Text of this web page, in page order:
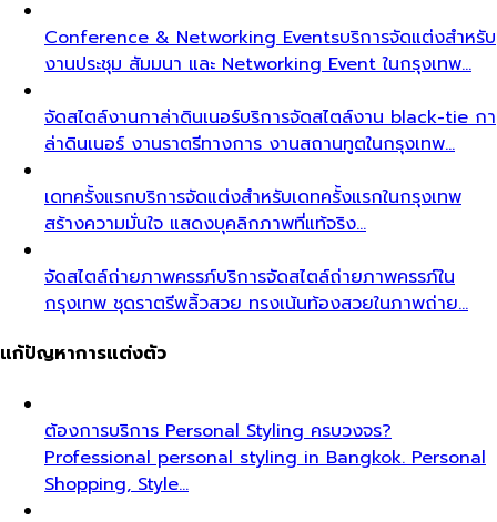
Conference & Networking Eventsบริการจัดแต่งสำหรับ
งานประชุม สัมมนา และ Networking Event ในกรุงเทพ…
จัดสไตล์งานกาล่าดินเนอร์บริการจัดสไตล์งาน black-tie กา
ล่าดินเนอร์ งานราตรีทางการ งานสถานทูตในกรุงเทพ…
เดทครั้งแรกบริการจัดแต่งสำหรับเดทครั้งแรกในกรุงเทพ
สร้างความมั่นใจ แสดงบุคลิกภาพที่แท้จริง…
จัดสไตล์ถ่ายภาพครรภ์บริการจัดสไตล์ถ่ายภาพครรภ์ใน
กรุงเทพ ชุดราตรีพลิ้วสวย ทรงเน้นท้องสวยในภาพถ่าย…
แก้ปัญหาการแต่งตัว
ต้องการบริการ Personal Styling ครบวงจร?
Professional personal styling in Bangkok. Personal
Shopping, Style…